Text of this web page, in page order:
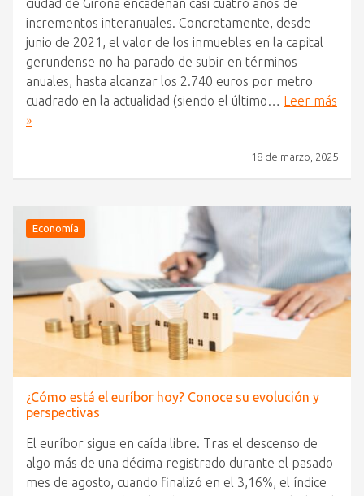
ciudad de Girona encadenan casi cuatro años de
incrementos interanuales. Concretamente, desde
junio de 2021, el valor de los inmuebles en la capital
gerundense no ha parado de subir en términos
anuales, hasta alcanzar los 2.740 euros por metro
cuadrado en la actualidad (siendo el último… Leer más
»
18 de marzo, 2025
Economía
¿Cómo está el euríbor hoy? Conoce su evolución y
perspectivas
El euríbor sigue en caída libre. Tras el descenso de
algo más de una décima registrado durante el pasado
mes de agosto, cuando finalizó en el 3,16%, el índice